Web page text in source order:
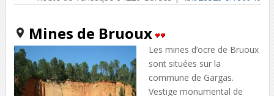
Mines de Bruoux
Les mines d’ocre de Bruoux
sont situées sur la
commune de Gargas.
Vestige monumental de